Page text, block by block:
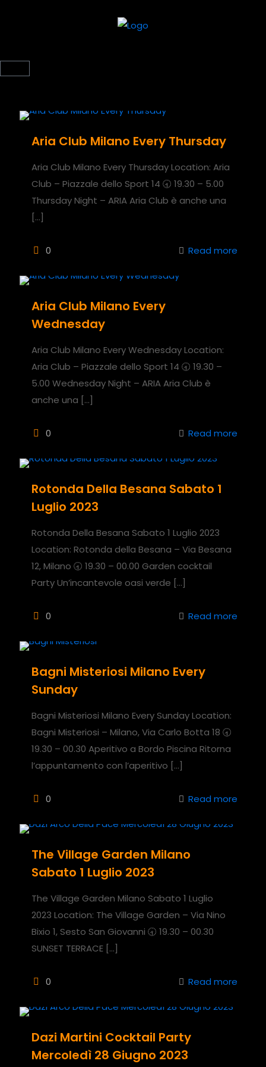
Aria Club Milano Every Thursday
Aria Club Milano Every Thursday Location: Aria
Club – Piazzale dello Sport 14 🕣 19.30 – 5.00
Thursday Night – ARIA Aria Club è anche una
[…]
0 Read more
Aria Club Milano Every
Wednesday
Aria Club Milano Every Wednesday Location:
Aria Club – Piazzale dello Sport 14 🕣 19.30 –
5.00 Wednesday Night – ARIA Aria Club è
anche una […]
0 Read more
Rotonda Della Besana Sabato 1
Luglio 2023
Rotonda Della Besana Sabato 1 Luglio 2023
Location: Rotonda della Besana – Via Besana
12, Milano 🕣 19.30 – 00.00 Garden cocktail
Party Un’incantevole oasi verde […]
0 Read more
Bagni Misteriosi Milano Every
Sunday
Bagni Misteriosi Milano Every Sunday Location:
Bagni Misteriosi – Milano, Via Carlo Botta 18 🕣
19.30 – 00.30 Aperitivo a Bordo Piscina Ritorna
l’appuntamento con l’aperitivo […]
0 Read more
The Village Garden Milano
Sabato 1 Luglio 2023
The Village Garden Milano Sabato 1 Luglio
2023 Location: The Village Garden – Via Nino
Bixio 1, Sesto San Giovanni 🕣 19.30 – 00.30
SUNSET TERRACE […]
0 Read more
Dazi Martini Cocktail Party
Mercoledì 28 Giugno 2023